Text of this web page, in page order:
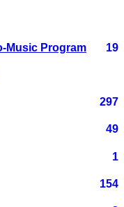
Music Program 19
297
49
1
154